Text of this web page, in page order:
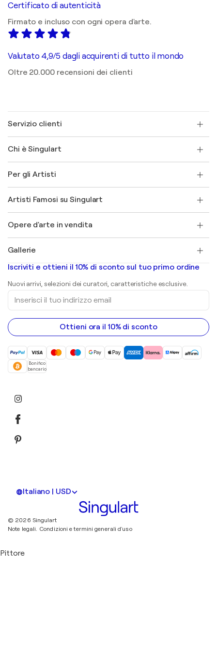
Certificato di autenticità
Firmato e incluso con ogni opera d'arte.
Valutato 4,9/5 dagli acquirenti di tutto il mondo
Oltre 20.000 recensioni dei clienti
Servizio clienti
Spedizione
Offri una carta regalo
Partecipa al nostro programma commerciale
Il mio account
Protezione acquirente
+39 694500608
Chi è Singulart
FAQ
Magazine di Singulart
Lavori
Scopri arte originale selezionata
Per gli Artisti
Accedi come Artista
Artisti Famosi su Singulart
Marc Chagall
Banksy
Mr. Brainwash
Shepard Fairey
Opere d'arte in vendita
Quadri astratti in vendita
Dipinti di paesaggi
sculture
Dipinti acrilici
Gallerie
Gallerie d’arte in Italia
Iscriviti e ottieni il 10% di sconto sul tuo primo ordine
Nuovi arrivi, selezioni dei curatori, caratteristiche esclusive.
Inserisci
tuo
indirizzo
email
Ottieni ora il 10% di sconto
Bonifico
bancario
Italiano | USD
© 2026 Singulart
Note legali. Condizioni e termini generali d'uso
Pittore